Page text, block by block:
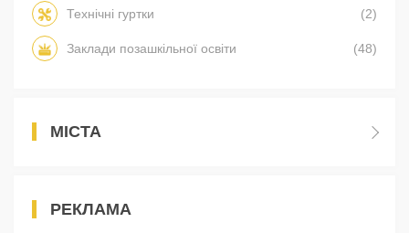
Технічні гуртки (2)
Заклади позашкільної освіти (48)
МІСТА
РЕКЛАМА